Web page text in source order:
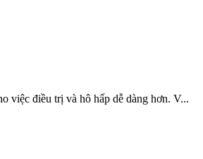
việc điều trị và hô hấp dễ dàng hơn. V...